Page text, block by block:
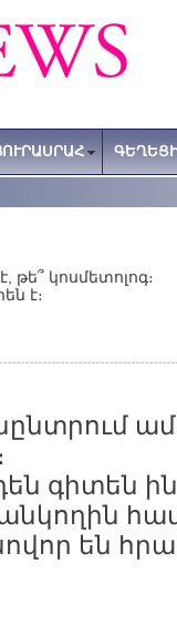
թե՞ կոսմետոլոգ։
է։
գիտեն
են